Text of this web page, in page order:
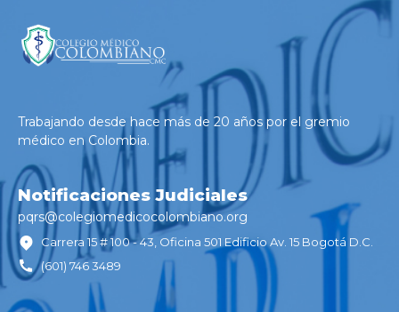
Trabajando desde hace más de 20 años por el gremio
médico en Colombia.
Notificaciones Judiciales
pqrs@colegiomedicocolombiano.org
Carrera 15 # 100 - 43, Oficina 501 Edificio Av. 15 Bogotá D.C.
(601) 746 3489